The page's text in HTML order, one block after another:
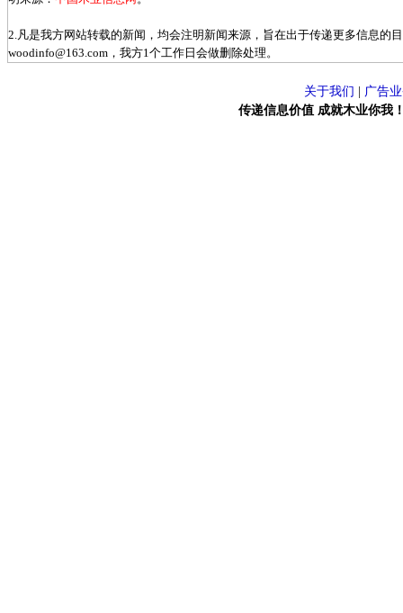
2.凡是我方网站转载的新闻，均会注明新闻来源，旨在出于传递更多信息的
woodinfo@163.com，我方1个工作日会做删除处理。
关于我们
广告
传递信息价值 成就木业你我